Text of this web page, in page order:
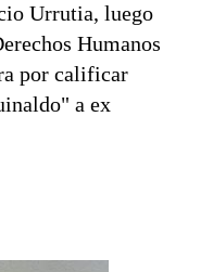
Urrutia, luego
Humanos
por calificar
a ex